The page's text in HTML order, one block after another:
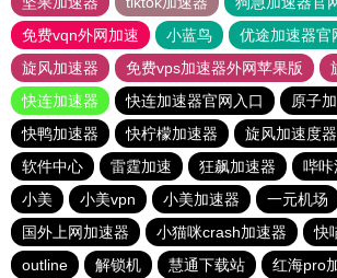
免费vqn外网加速
小蓝鸟 优途加速器官
旋风加速器
免费vps加速器外网苹果版
快连加速器
快连加速器官网入口
原子
快鸭加速器
快柠檬加速器 旋风加速度器
软件中心
雷霆加速 狂飙加速器 哔咔
小美
小美vpn 小美加速器 一元机场
国外上网加速器
小猫咪crash加速器
快
outline
解锁机 慧通下载站 红海pro